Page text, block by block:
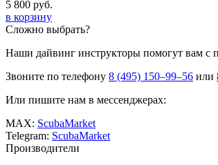
5 800 руб.
в корзину
Сложно выбрать?
Наши дайвинг инструкторы помогут вам с
Звоните по телефону 8 (495) 150–99–56 или
Или пишите нам в мессенджерах:
MAX: ScubaMarket
Telegram: ScubaMarket
Производители